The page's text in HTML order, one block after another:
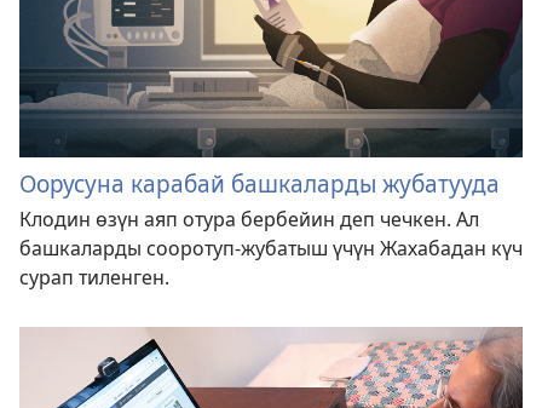
Оорусуна карабай башкаларды жубатууда
Клодин өзүн аяп отура бербейин деп чечкен. Ал
башкаларды сооротуп-жубатыш үчүн Жахабадан күч
сурап тиленген.